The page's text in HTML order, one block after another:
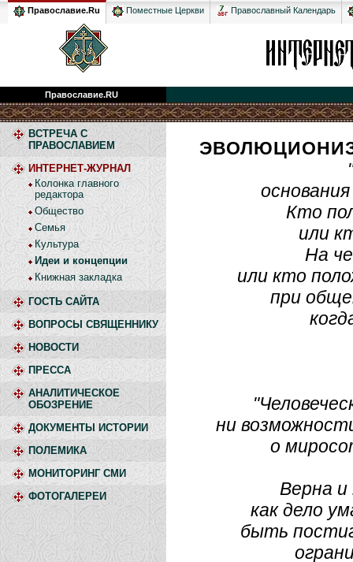
Православие.Ru Поместные Церкви Православный Календарь
Православие.RU
ВСТРЕЧА С
ПРАВОСЛАВИЕМ
ИНТЕРНЕТ-ЖУРНАЛ
Колонка главного
редактора
Общество
Семья
Культура
Идеи и концепции
Книжная закладка
ГОСТЬ САЙТА
ВОПРОСЫ СВЯЩЕННИКУ
НОВОСТИ
ПРЕССА
АНАЛИТИЧЕСКОЕ
ОБОЗРЕНИЕ
ДОКУМЕНТЫ ИСТОРИИ
ПОЛЕМИКА
МОНИТОРИНГ СМИ
ФОТОГАЛЕРЕИ
Кто
или
На
или кто
при
ни
о
Верна
как дело
быть